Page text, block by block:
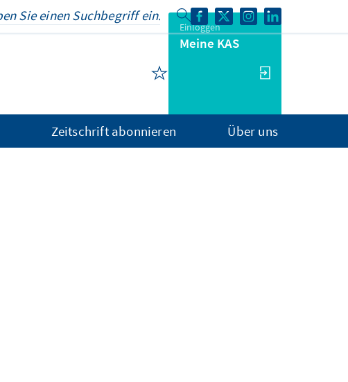
Einloggen
Meine KAS
Zeitschrift abonnieren Über uns